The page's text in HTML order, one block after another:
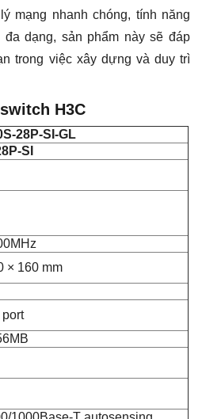
mạng nhanh chóng, tính năng
dạng, sản phẩm này sẽ đáp
trong việc xây dựng và duy trì
H3C
28P-SI-GL
SI
× 160 mm